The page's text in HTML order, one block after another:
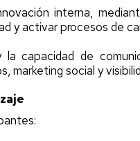
interna,
y activar procesos de
capacidad de
social y